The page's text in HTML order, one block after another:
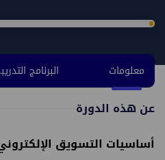
معلومات البرنامج
عن هذه الدورة
أساسيات التسويق